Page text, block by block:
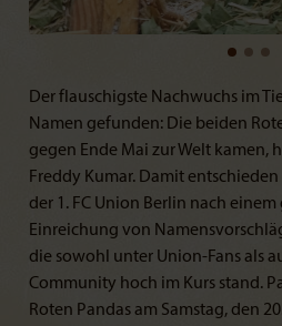
Der flauschigste Nachwuchs im
Namen gefunden: Die beiden
gegen Ende Mai zur Welt kamen,
Freddy Kumar. Damit
der 1. FC Union Berlin nach
Einreichung von
die sowohl unter Union-Fans als
Community hoch im Kurs stand.
Roten Pandas am Samstag, den